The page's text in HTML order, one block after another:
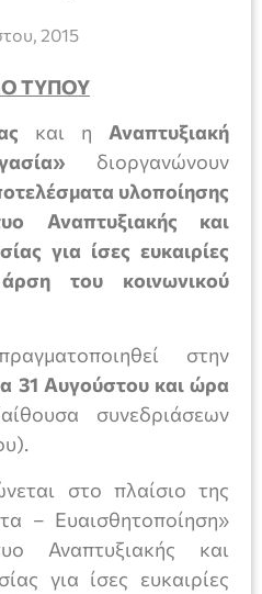
2015
ΤΥΠΟΥ
και η Αναπτυξιακή
διοργανώνουν
υλοποίησης
Αναπτυξιακής και
για ίσες ευκαιρίες
του κοινωνικού
στην
31 Αυγούστου και ώρα
συνεδριάσεων
στο πλαίσιο της
– Ευαισθητοποίηση»
Αναπτυξιακής και
για ίσες ευκαιρίες